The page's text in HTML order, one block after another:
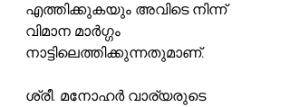
എത്തിക്കുകയും അവിടെ നിന്ന്
വിമാന മാർഗ്ഗം
നാട്ടിലെത്തിക്കുന്നതുമാണ്.
ശ്രീ. മനോഹർ വാര്യരുടെ